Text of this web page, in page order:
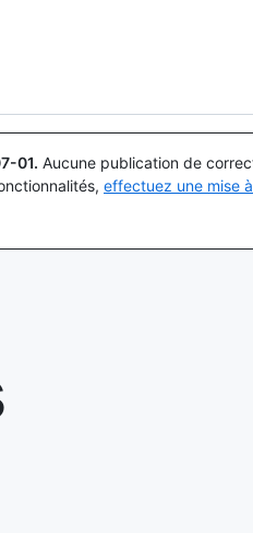
01. Aucune publication de
effectuez une mise